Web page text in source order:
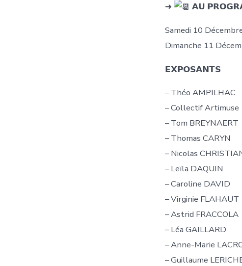
➜ 𝗔𝗨
Samedi 10
Dimanche 11
𝗘𝗫𝗣𝗢𝗦𝗔𝗡𝗧𝗦
– Théo AMPILHAC
– Collectif Artimuse
– Tom BREYNAERT
– Thomas CARYN
– Nicolas
– Leïla DAQUIN
– Caroline DAVID
– Virginie FLAHAUT
– Astrid FRACCOLA
– Léa GAILLARD
– Anne-Marie
– Guillaume